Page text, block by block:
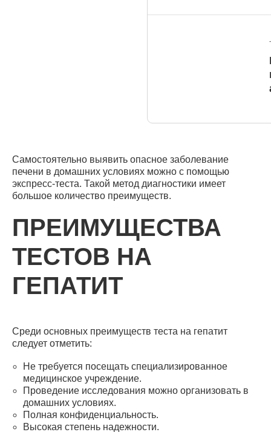
Самостоятельно выявить опасное заболевание
печени в домашних условиях можно с помощью
экспресс-теста. Такой метод диагностики имеет
большое количество преимуществ.
ПРЕИМУЩЕСТВА
ТЕСТОВ НА
ГЕПАТИТ
Среди основных преимуществ теста на гепатит
следует отметить:
Не требуется посещать специализированное
медицинское учреждение.
Проведение исследования можно организовать в
домашних условиях.
Полная конфиденциальность.
Высокая степень надежности.